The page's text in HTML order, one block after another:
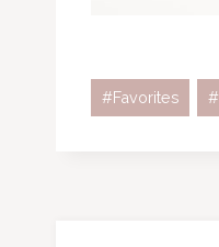
Schlagworte:
#Favorites #